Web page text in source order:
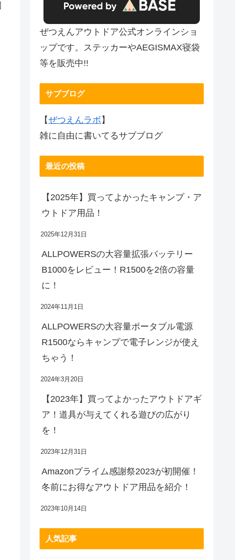
ぜつえんアウトドア公式オンラインショ
ップです。ステッカーやAEGISMAX寝袋
等を販売中!!
サブブログ
【ぜつえんラボ 】
雑に自由に書いてるサブブログ
最近の投稿
【2025年】買ってよかったキャンプ・ア
ウトドア用品！
2025年12月31日
ALLPOWERSの大容量拡張バッテリー
B1000をレビュー！R1500を2倍の容量
に！
2024年11月1日
ALLPOWERSの大容量ポータブル電源
R1500ならキャンプで電子レンジが使え
ちゃう！
2024年3月20日
【2023年】買ってよかったアウトドアギ
ア！道具が与えてくれる遊びの広がり
を！
2023年12月31日
Amazonプライム感謝祭2023が初開催！
冬前にお得なアウトドア用品を紹介！
2023年10月14日
人気記事